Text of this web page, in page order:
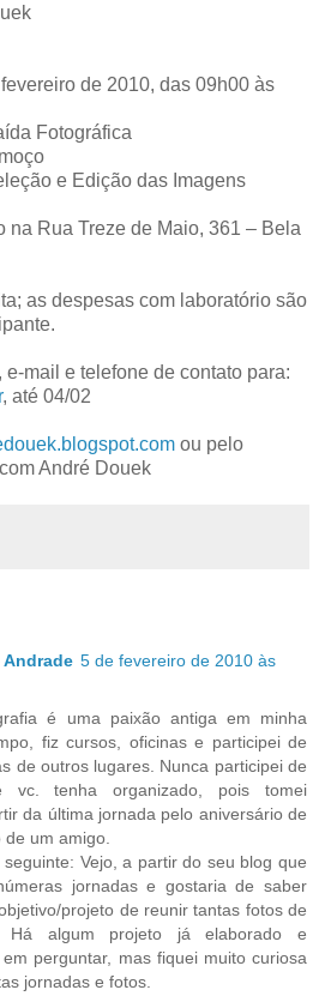
de 2010, das 09h00 às
Fotográfica
e Edição das Imagens
na Rua Treze de Maio, 361 – Bela
as despesas com laboratório são
e-mail e telefone de contato para:
, até 04/02
ou pelo
André Douek
5 de fevereiro de 2010 às
é uma paixão antiga em minha
fiz cursos, oficinas e participei de
de outros lugares. Nunca participei de
vc. tenha organizado, pois tomei
da última jornada pelo aniversário de
um amigo.
Vejo, a partir do seu blog que
jornadas e gostaria de saber
projeto de reunir tantas fotos de
Há algum projeto já elaborado e
perguntar, mas fiquei muito curiosa
jornadas e fotos.